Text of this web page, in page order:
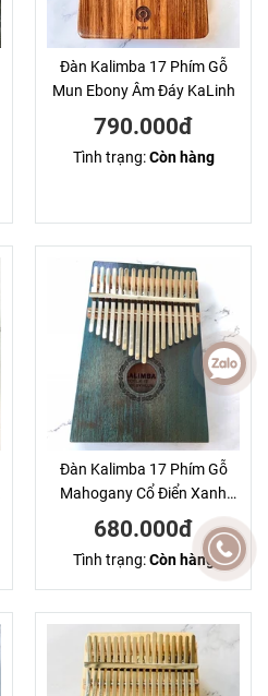
Đàn Kalimba 17 Phím Gỗ
Mun Ebony Âm Đáy KaLinh
790.000đ
Tình trạng:Còn hàng
Đàn Kalimba 17 Phím Gỗ
Mahogany Cổ Điển Xanh
Đậm Hluru KaLinh
680.000đ
Tình trạng:Còn hàng